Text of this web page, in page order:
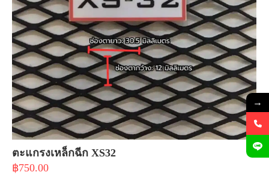
ตะแกรงเหล็กฉีก XS32
฿750.00
→